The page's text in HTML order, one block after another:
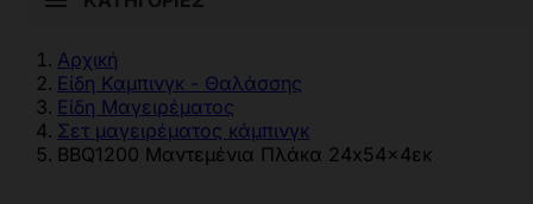
Αρχική
Είδη Καμπινγκ - Θαλάσσης
Είδη Μαγειρέματος
Σετ μαγειρέματος κάμπινγκ
BBQ1200 Μαντεμένια Πλάκα 24x54x4εκ